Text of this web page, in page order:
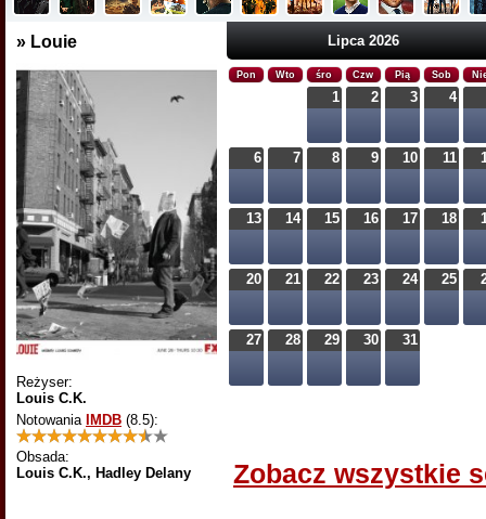
» Louie
Reżyser:
Louis C.K.
Notowania IMDB (8.5):
Obsada:
Louis C.K., Hadley Delany
Lipca 2026
Pon Wto śro Czw Pią Sob
1 2 3 4
6 7 8 9 10 11
13 14 15 16 17 18
20 21 22 23 24 25
27 28 29 30 31
Zobacz wszystkie